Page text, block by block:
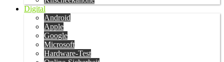
Digital
Android
Apple
Google
Microsoft
Hardware-Test